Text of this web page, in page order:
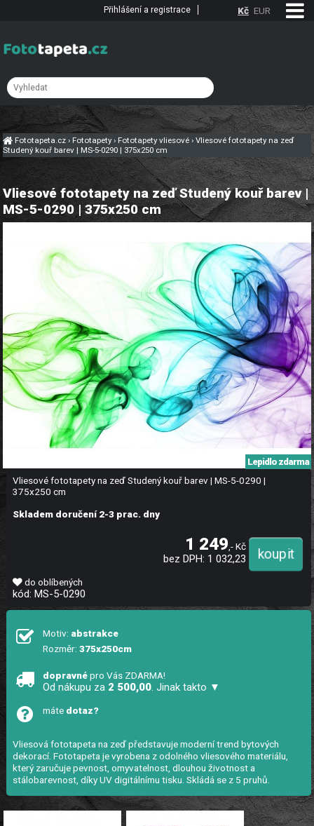
Fototapeta.cz› Fototapety› Fototapety vliesové ›Vliesové fototapety na zeď
Studený kouř barev | MS-5-0290 | 375x250 cm
Vliesové fototapety na zeď Studený kouř barev |
MS-5-0290 | 375x250 cm
Vliesové fototapety na zeď Studený kouř barev | MS-5-0290 |
375x250 cm
Lepidlo zdarma
Skladem doručení 2-3 prac. dny
1 249,- Kč
bez DPH: 1 032,23
do oblíbených
kód: MS-5-0290
Motiv: abstrakce
Rozměr: 375x250cm
dopravnépro Vás ZDARMA!
Od nákupu za 2 500,00. Jinak takto ▼
máte dotaz?
Vliesová fototapeta na zeď představuje moderní trend bytových
dekorací. Fototapeta je vyrobena z odolného vliesového materiálu,
který zaručuje pevnost, omyvatelnost, dlouhou životnost a
stálobarevnost, díky UV digitálnímu tisku. Skládá se z 5 pruhů.
Kč EUR
Přihlášení a registrace